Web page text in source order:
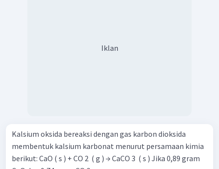
Iklan
Kalsium oksida bereaksi dengan gas karbon dioksida
membentuk kalsium karbonat menurut persamaan kimia
berikut: CaO ( s ) + CO 2 ​ ( g ) → CaCO 3 ​ ( s ) Jika 0,89 gram